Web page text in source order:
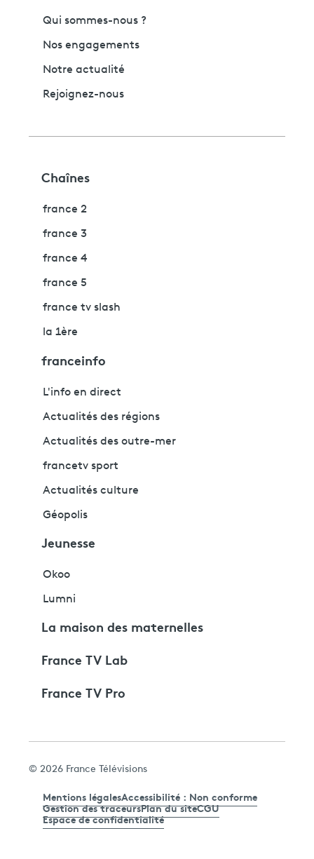
Qui sommes-nous ?
Nos engagements
Notre actualité
Rejoignez-nous
Chaînes
france 2
france 3
france 4
france 5
france tv slash
la 1ère
franceinfo
L'info en direct
Actualités des régions
Actualités des outre-mer
francetv sport
Actualités culture
Géopolis
Jeunesse
Okoo
Lumni
La maison des maternelles
France TV Lab
France TV Pro
© 2026 France Télévisions
Mentions légalesAccessibilité : Non conforme
Gestion des traceursPlan du siteCGU
Espace de confidentialité